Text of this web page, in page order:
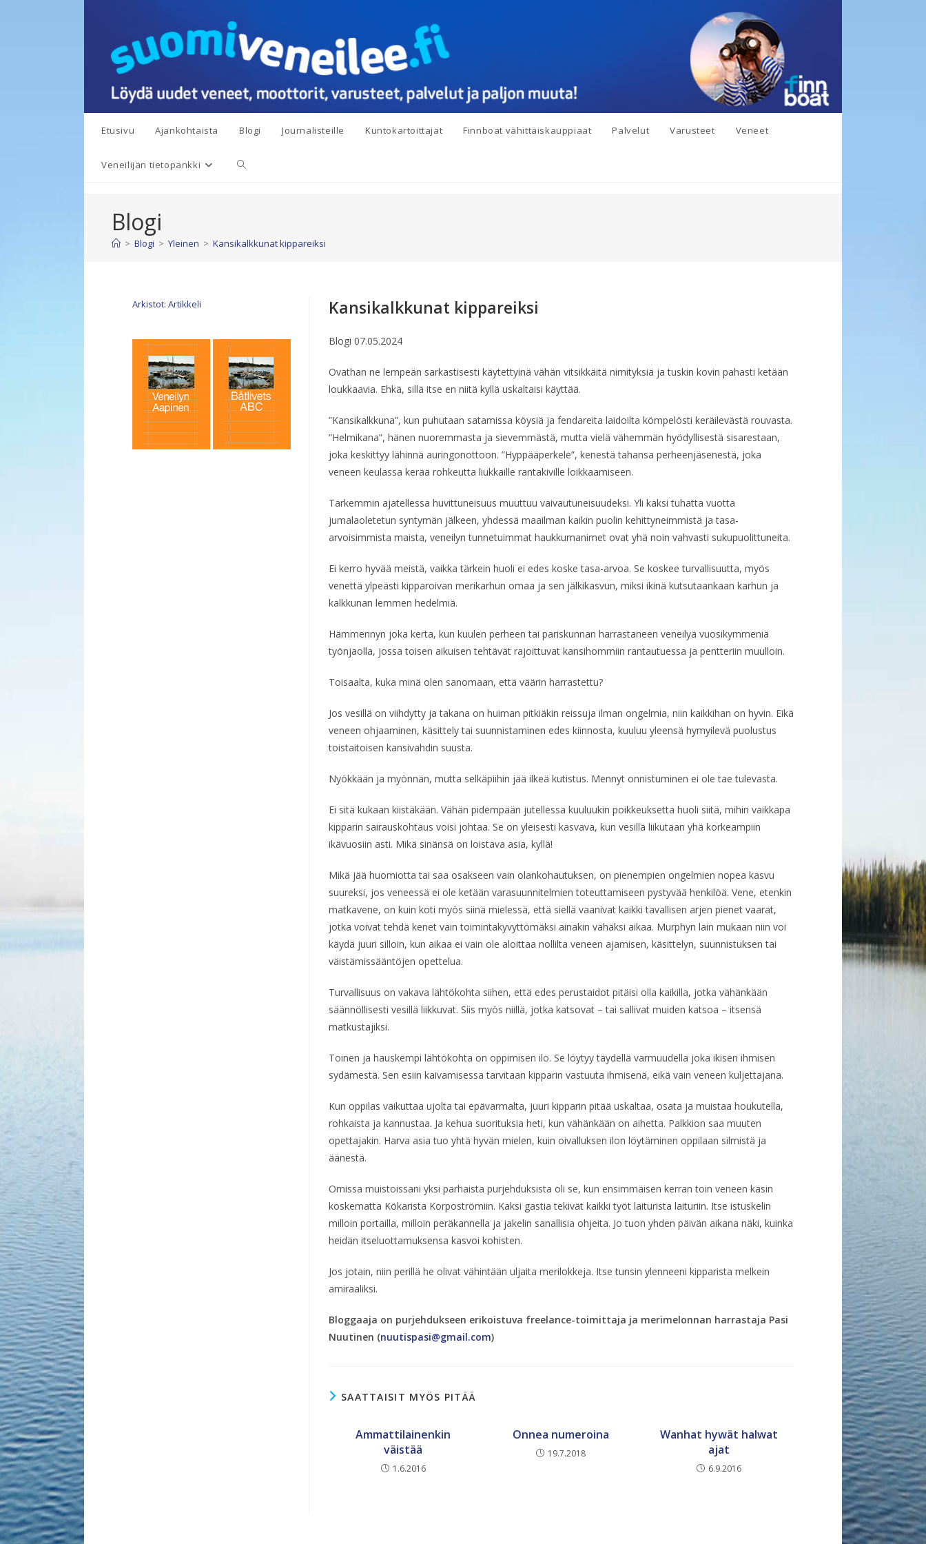
Etusivu Ajankohtaista Blogi Journalisteille Kuntokartoittajat Finnboat vähittäiskauppiaat Palvelut Varusteet Veneet
Veneilijän tietopankki Toggle
Blogi
> Blogi > Yleinen > Kansikalkkunat kippareiksi
Arkistot: Artikkeli Kansikalkkunat kippareiksi
Blogi 07.05.2024
Ovathan ne lempeän sarkastisesti käytettyinä vähän vitsikkäitä nimityksiä ja tuskin kovin pahasti ketään
loukkaavia. Ehkä, sillä itse en niitä kyllä uskaltaisi käyttää.
”Kansikalkkuna”, kun puhutaan satamissa köysiä ja fendareita laidoilta kömpelösti keräilevästä rouvasta.
”Helmikana”, hänen nuoremmasta ja sievemmästä, mutta vielä vähemmän hyödyllisestä sisarestaan,
joka keskittyy lähinnä auringonottoon. ”Hyppääperkele”, kenestä tahansa perheenjäsenestä, joka
veneen keulassa kerää rohkeutta liukkaille rantakiville loikkaamiseen.
Tarkemmin ajatellessa huvittuneisuus muuttuu vaivautuneisuudeksi. Yli kaksi tuhatta vuotta
jumalaoletetun syntymän jälkeen, yhdessä maailman kaikin puolin kehittyneimmistä ja tasa-
arvoisimmista maista, veneilyn tunnetuimmat haukkumanimet ovat yhä noin vahvasti sukupuolittuneita.
Ei kerro hyvää meistä, vaikka tärkein huoli ei edes koske tasa-arvoa. Se koskee turvallisuutta, myös
venettä ylpeästi kipparoivan merikarhun omaa ja sen jälkikasvun, miksi ikinä kutsutaankaan karhun ja
kalkkunan lemmen hedelmiä.
Hämmennyn joka kerta, kun kuulen perheen tai pariskunnan harrastaneen veneilyä vuosikymmeniä
työnjaolla, jossa toisen aikuisen tehtävät rajoittuvat kansihommiin rantautuessa ja pentteriin muulloin.
Toisaalta, kuka minä olen sanomaan, että väärin harrastettu?
Jos vesillä on viihdytty ja takana on huiman pitkiäkin reissuja ilman ongelmia, niin kaikkihan on hyvin. Eikä
veneen ohjaaminen, käsittely tai suunnistaminen edes kiinnosta, kuuluu yleensä hymyilevä puolustus
toistaitoisen kansivahdin suusta.
Nyökkään ja myönnän, mutta selkäpiihin jää ilkeä kutistus. Mennyt onnistuminen ei ole tae tulevasta.
Ei sitä kukaan kiistäkään. Vähän pidempään jutellessa kuuluukin poikkeuksetta huoli siitä, mihin vaikkapa
kipparin sairauskohtaus voisi johtaa. Se on yleisesti kasvava, kun vesillä liikutaan yhä korkeampiin
ikävuosiin asti. Mikä sinänsä on loistava asia, kyllä!
Mikä jää huomiotta tai saa osakseen vain olankohautuksen, on pienempien ongelmien nopea kasvu
suureksi, jos veneessä ei ole ketään varasuunnitelmien toteuttamiseen pystyvää henkilöä. Vene, etenkin
matkavene, on kuin koti myös siinä mielessä, että siellä vaanivat kaikki tavallisen arjen pienet vaarat,
jotka voivat tehdä kenet vain toimintakyvyttömäksi ainakin vähäksi aikaa. Murphyn lain mukaan niin voi
käydä juuri silloin, kun aikaa ei vain ole aloittaa nollilta veneen ajamisen, käsittelyn, suunnistuksen tai
väistämissääntöjen opettelua.
Turvallisuus on vakava lähtökohta siihen, että edes perustaidot pitäisi olla kaikilla, jotka vähänkään
säännöllisesti vesillä liikkuvat. Siis myös niillä, jotka katsovat – tai sallivat muiden katsoa – itsensä
matkustajiksi.
Toinen ja hauskempi lähtökohta on oppimisen ilo. Se löytyy täydellä varmuudella joka ikisen ihmisen
sydämestä. Sen esiin kaivamisessa tarvitaan kipparin vastuuta ihmisenä, eikä vain veneen kuljettajana.
Kun oppilas vaikuttaa ujolta tai epävarmalta, juuri kipparin pitää uskaltaa, osata ja muistaa houkutella,
rohkaista ja kannustaa. Ja kehua suorituksia heti, kun vähänkään on aihetta. Palkkion saa muuten
opettajakin. Harva asia tuo yhtä hyvän mielen, kuin oivalluksen ilon löytäminen oppilaan silmistä ja
äänestä.
Omissa muistoissani yksi parhaista purjehduksista oli se, kun ensimmäisen kerran toin veneen käsin
koskematta Kökarista Korpoströmiin. Kaksi gastia tekivät kaikki työt laiturista laituriin. Itse istuskelin
milloin portailla, milloin peräkannella ja jakelin sanallisia ohjeita. Jo tuon yhden päivän aikana näki, kuinka
heidän itseluottamuksensa kasvoi kohisten.
Jos jotain, niin perillä he olivat vähintään uljaita merilokkeja. Itse tunsin ylenneeni kipparista melkein
amiraaliksi.
Bloggaaja on purjehdukseen erikoistuva freelance-toimittaja ja merimelonnan harrastaja Pasi
Nuutinen (nuutispasi@gmail.com)
SAATTAISIT MYÖS PITÄÄ
Ammattilainenkin
väistää
1.6.2016
Onnea numeroina
19.7.2018
Wanhat hywät halwat
ajat
6.9.2016